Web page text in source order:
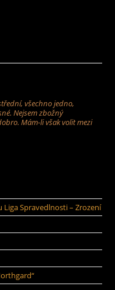
všechno jedno,
Nejsem zbožný
Mám-li však volit mezi
Liga Spravedlnosti – Zrození